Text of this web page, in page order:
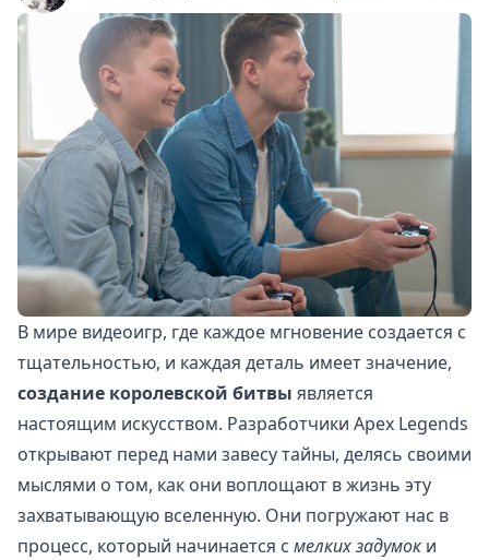
В мире видеоигр, где каждое мгновение создается с
тщательностью, и каждая деталь имеет значение,
создание королевской битвы является
настоящим искусством. Разработчики Apex Legends
открывают перед нами завесу тайны, делясь своими
мыслями о том, как они воплощают в жизнь эту
захватывающую вселенную. Они погружают нас в
процесс, который начинается с мелких задумоки